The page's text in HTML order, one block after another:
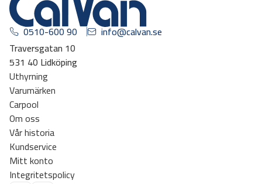
0510-600 90
info@calvan.se
Traversgatan 10
531 40 Lidköping
Uthyrning
Varumärken
Carpool
Om oss
Vår historia
Kundservice
Mitt konto
Integritetspolicy